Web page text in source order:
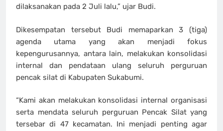
dilaksanakan pada 2 Juli lalu,” ujar Budi.
Dikesempatan tersebut Budi memaparkan 3 (tiga)
agenda utama yang akan menjadi fokus
kepengurusannya, antara lain, melakukan konsolidasi
internal dan pendataan ulang seluruh perguruan
pencak silat di Kabupaten Sukabumi.
“Kami akan melakukan konsolidasi internal organisasi
serta mendata seluruh perguruan Pencak Silat yang
tersebar di 47 kecamatan. Ini menjadi penting agar